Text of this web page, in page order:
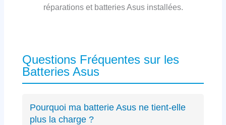
réparations et batteries Asus installées.
Questions Fréquentes sur les
Batteries Asus
Pourquoi ma batterie Asus ne tient-elle
plus la charge ?